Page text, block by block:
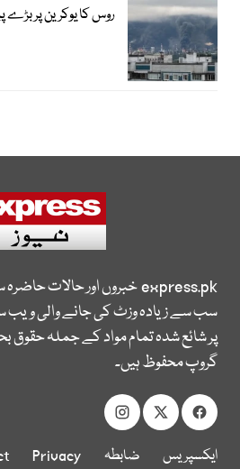
روس کا یوکرین پر بڑے پیمانے
express.pkخبروں اور حالات
سب سے زیادہ وزٹ کی جانے والی
پر شائع شدہ تمام مواد کے جملہ حقوق
گروپ محفوظ ہیں۔
ایکسپریس
ضابطہ
Privacy